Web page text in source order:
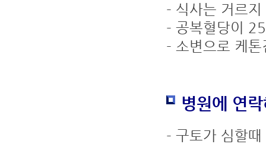
- 식사는 거르
- 공복혈당이
- 소변으로 케
병원에 연
- 구토가 심할때